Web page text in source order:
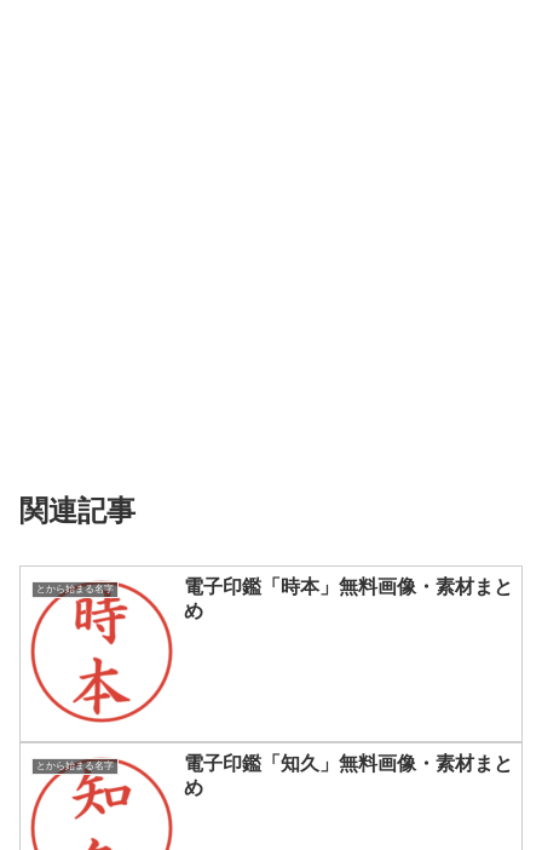
関連記事
とから始まる名字
電子印鑑「時本」無料画像・素材まと
め
とから始まる名字
電子印鑑「知久」無料画像・素材まと
め